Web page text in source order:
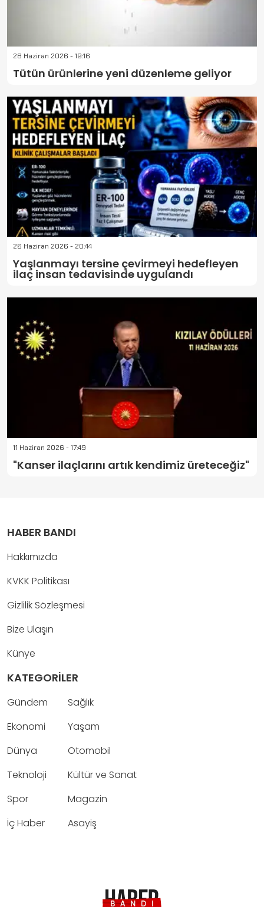
28 Haziran 2026 - 19:16
Tütün ürünlerine yeni düzenleme geliyor
26 Haziran 2026 - 20:44
Yaşlanmayı tersine çevirmeyi hedefleyen
ilaç insan tedavisinde uygulandı
11 Haziran 2026 - 17:49
"Kanser ilaçlarını artık kendimiz üreteceğiz"
HABER BANDI
Hakkımızda
KVKK Politikası
Gizlilik Sözleşmesi
Bize Ulaşın
Künye
KATEGORİLER
Gündem
Ekonomi
Dünya
Teknoloji
Spor
İç Haber
Sağlık
Yaşam
Otomobil
Kültür ve Sanat
Magazin
Asayiş